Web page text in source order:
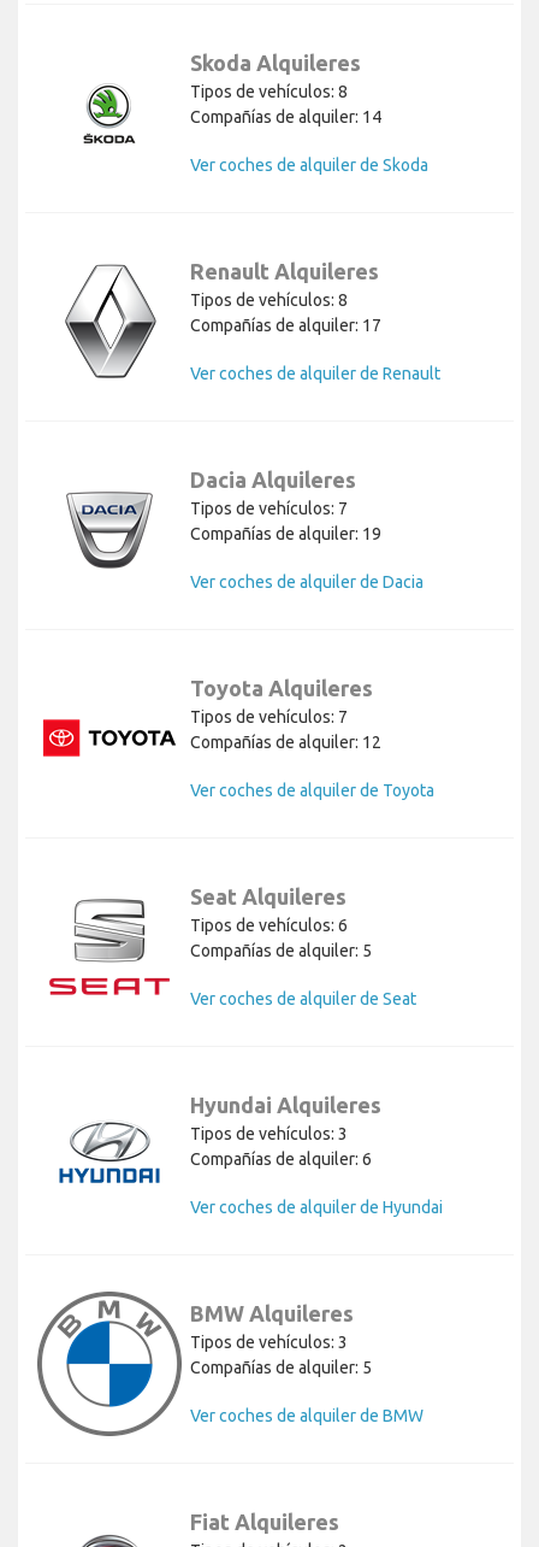
Skoda Alquileres
Tipos de vehículos: 8
Compañías de alquiler: 14
Ver coches de alquiler de Skoda
Renault Alquileres
Tipos de vehículos: 8
Compañías de alquiler: 17
Ver coches de alquiler de Renault
Dacia Alquileres
Tipos de vehículos: 7
Compañías de alquiler: 19
Ver coches de alquiler de Dacia
Toyota Alquileres
Tipos de vehículos: 7
Compañías de alquiler: 12
Ver coches de alquiler de Toyota
Seat Alquileres
Tipos de vehículos: 6
Compañías de alquiler: 5
Ver coches de alquiler de Seat
Hyundai Alquileres
Tipos de vehículos: 3
Compañías de alquiler: 6
Ver coches de alquiler de Hyundai
BMW Alquileres
Tipos de vehículos: 3
Compañías de alquiler: 5
Ver coches de alquiler de BMW
Fiat Alquileres